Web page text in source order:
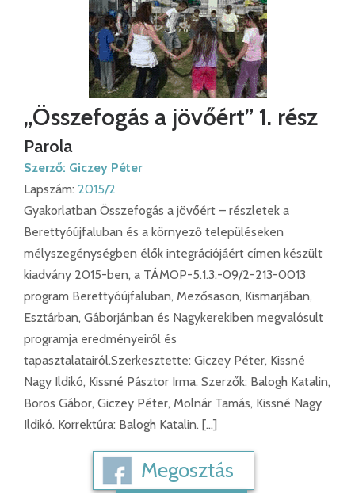
„Összefogás a jövőért” 1. rész
Parola
Szerző: Giczey Péter
Lapszám: 2015/2
Gyakorlatban Összefogás a jövőért – részletek a
Berettyóújfaluban és a környező településeken
mélyszegénységben élők integrációjáért címen készült
kiadvány 2015-ben, a TÁMOP-5.1.3.-09/2-213-0013
program Berettyóújfaluban, Mezősason, Kismarjában,
Esztárban, Gáborjánban és Nagykerekiben megvalósult
programja eredményeiről és
tapasztalatairól.Szerkesztette: Giczey Péter, Kissné
Nagy Ildikó, Kissné Pásztor Irma. Szerzők: Balogh Katalin,
Boros Gábor, Giczey Péter, Molnár Tamás, Kissné Nagy
Ildikó. Korrektúra: Balogh Katalin. […]
Megosztás